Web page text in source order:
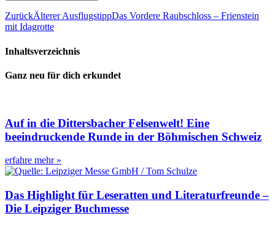
ZurückÄlterer AusflugstippDas Vordere Raubschloss – Frienstein
mit Idagrotte
Inhaltsverzeichnis
Ganz neu für dich erkundet
Auf in die Dittersbacher Felsenwelt! Eine
beeindruckende Runde in der Böhmischen Schweiz
erfahre mehr »
Das Highlight für Leseratten und Literaturfreunde –
Die Leipziger Buchmesse